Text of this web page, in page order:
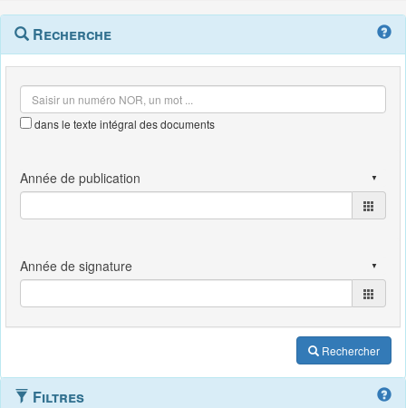
Navigation
outils
Menu
contextuel
Recherche
dans le texte intégral des documents
Rechercher
Filtres